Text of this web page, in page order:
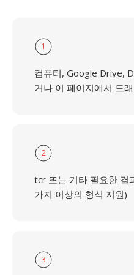
1
컴퓨터, Google Drive,
거나 이 페이지에서 드
2
tcr 또는 기타 필요한 결
가지 이상의 형식 지원)
3